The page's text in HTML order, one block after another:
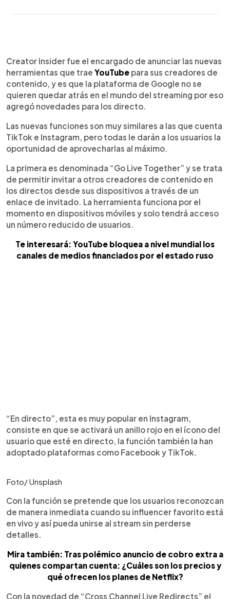
Escuchar artículo
Creator Insider fue el encargado de anunciar las nuevas
herramientas que trae YouTube para sus creadores de
contenido, y es que la plataforma de Google no se
quieren quedar atrás en el mundo del streaming por eso
agregó novedades para los directo.
Las nuevas funciones son muy similares a las que cuenta
TikTok e Instagram, pero todas le darán a los usuarios la
oportunidad de aprovecharlas al máximo.
La primera es denominada “Go Live Together” y se trata
de permitir invitar a otros creadores de contenido en
los directos desde sus dispositivos a través de un
enlace de invitado. La herramienta funciona por el
momento en dispositivos móviles y solo tendrá acceso
un número reducido de usuarios.
Te interesará: YouTube bloquea a nivel mundial los
canales de medios financiados por el estado ruso
“En directo”, esta es muy popular en Instagram,
consiste en que se activará un anillo rojo en el ícono del
usuario que esté en directo, la función también la han
adoptado plataformas como Facebook y TikTok.
Foto/ Unsplash
Con la función se pretende que los usuarios reconozcan
de manera inmediata cuando su influencer favorito está
en vivo y así pueda unirse al stream sin perderse
detalles.
Mira también: Tras polémico anuncio de cobro extra a
quienes compartan cuenta: ¿Cuáles son los precios y
qué ofrecen los planes de Netflix?
Con la novedad de “Cross Channel Live Redirects” el